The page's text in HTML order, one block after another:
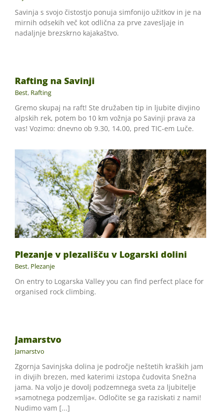
Savinja s svojo čistostjo ponuja simfonijo užitkov in je na
mirnih odsekih več kot odlična za prve zavesljaje in
nadaljnje brezskrno kajakaštvo.
Rafting na Savinji
Best, Rafting
Gremo skupaj na raft! Ste družaben tip in ljubite divjino
alpskih rek, potem bo 10 km vožnja po Savinji prava za
vas! Vozimo: dnevno ob 9.30, 14.00, pred TIC-em Luče.
Plezanje v plezališču v Logarski dolini
Best, Plezanje
On entry to Logarska Valley you can find perfect place for
organised rock climbing.
Jamarstvo
Jamarstvo
Zgornja Savinjska dolina je področje neštetih kraških jam
in divjih brezen, med katerimi izstopa čudovita Snežna
jama. Na voljo je dovolj podzemnega sveta za ljubitelje
»samotnega podzemlja«. Odločite se ga raziskati z nami!
Nudimo vam [...]